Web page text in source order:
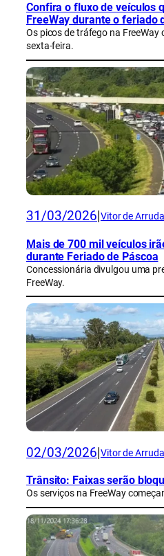
Confira o fluxo de veículos
FreeWay durante o feriado
Os picos de tráfego na
sexta-feira.
31/03/2026 Vitor de
Mais de 700 mil veículos
durante Feriado de Páscoa
Concessionária divulgou uma
FreeWay.
02/03/2026 Vitor de
Trânsito: Faixas serão
Os serviços na FreeWay